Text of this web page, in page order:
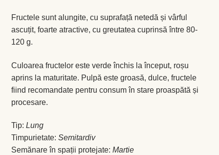
Salvie
Magazin
My account
Plată și Livrare
Fructele sunt alungite, cu suprafață netedă și vârful
ascuțit, foarte atractive, cu greutatea cuprinsă între 80-
120 g.
Culoarea fructelor este verde închis la început, roșu
aprins la maturitate. Pulpă este groasă, dulce, fructele
fiind recomandate pentru consum în stare proaspătă și
procesare.
Tip: Lung
Timpurietate: Semitardiv
Semănare în spații protejate: Martie